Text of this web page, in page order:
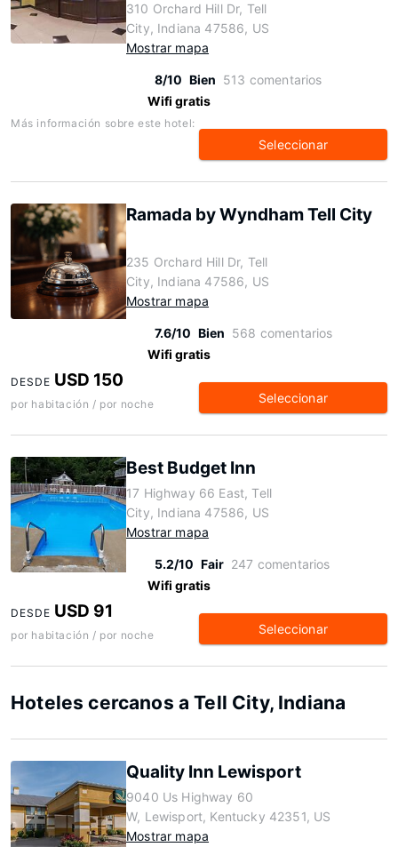
310 Orchard Hill Dr, Tell
City, Indiana 47586, US
Mostrar mapa
8/10 Bien 513 comentarios
Wifi gratis
Más información sobre este hotel:
Seleccionar
Ramada by Wyndham Tell City
235 Orchard Hill Dr, Tell
City, Indiana 47586, US
Mostrar mapa
7.6/10 Bien 568 comentarios
Wifi gratis
DESDE USD 150
por habitación / por noche Seleccionar
Best Budget Inn
17 Highway 66 East, Tell
City, Indiana 47586, US
Mostrar mapa
5.2/10 Fair 247 comentarios
Wifi gratis
DESDE USD 91
por habitación / por noche Seleccionar
Hoteles cercanos a Tell City, Indiana
Quality Inn Lewisport
9040 Us Highway 60
W, Lewisport, Kentucky 42351, US
Mostrar mapa